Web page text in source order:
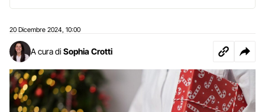
20 Dicembre 2024 10:00
A cura di Sophia Crotti